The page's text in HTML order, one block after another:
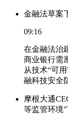
金融法草案
09:16
在金融法治
商业银行需
从技术“可
融科技安全
摩根大通
等监管环境